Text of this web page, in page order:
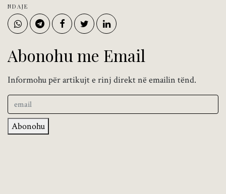
NDAJE
Abonohu me Email
Informohu për artikujt e rinj direkt në emailin tënd.
Abonohu